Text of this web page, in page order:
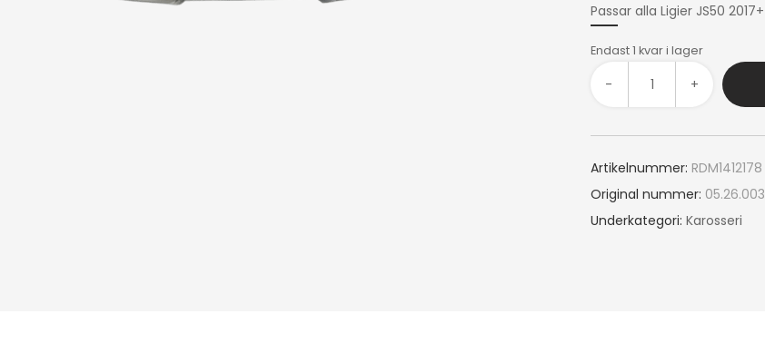
Passar alla Ligier JS50 2017+
Endast 1 kvar i lager
- +
Artikelnummer: RDM1412178
Original nummer: 05.26.003
Underkategori: Karosseri